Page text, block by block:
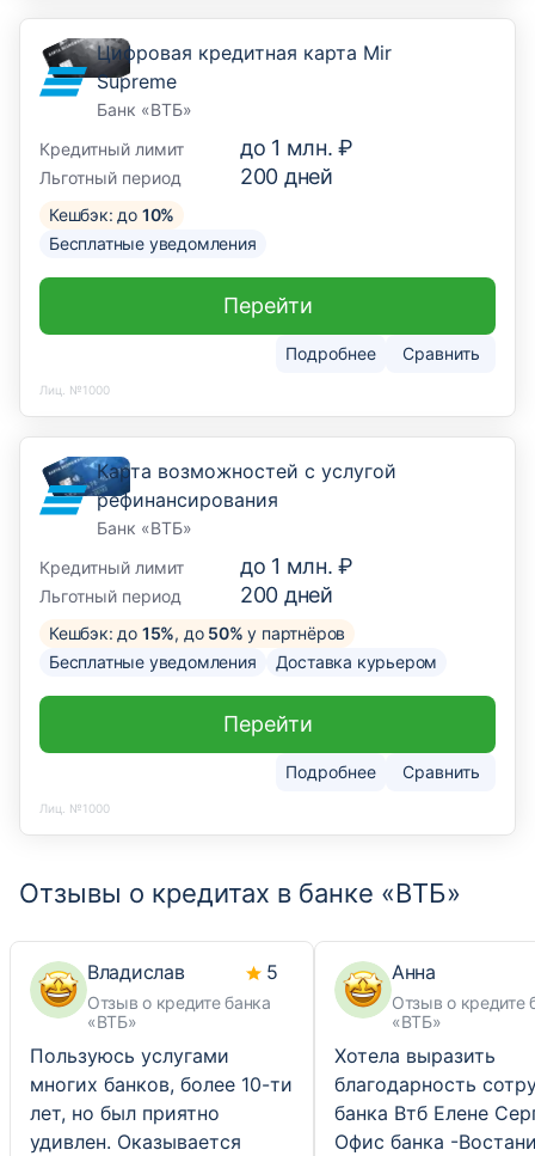
Цифровая кредитная карта Mir
Supreme
Банк «ВТБ»
Кредитный лимит
до 1 млн. ₽
Льготный период 200 дней
Кешбэк: до 10%
Бесплатные уведомления
Подробнее Сравнить
Перейти
Лиц. №1000
Карта возможностей с услугой
рефинансирования
Банк «ВТБ»
Кредитный лимит
до 1 млн. ₽
Льготный период 200 дней
Кешбэк: до 15%, до 50% у партнёров
Бесплатные уведомления
Доставка курьером
Подробнее Сравнить
Перейти
Лиц. №1000
Отзывы о кредитах в банке «ВТБ»
Владислав
Отзыв о кредите банка
«ВТБ»
5
Пользуюсь услугами
многих банков, более 10-ти
лет, но был приятно
удивлен. Оказывается
Анна
Отзыв о кредите
«ВТБ»
Хотела выразить
благодарность
банка Втб Елене
Офис банка -